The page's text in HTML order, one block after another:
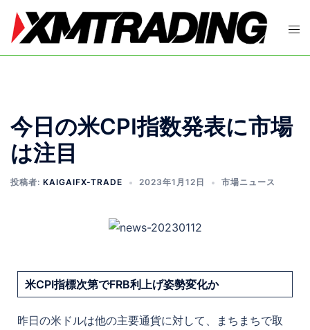
今日の米CPI指数発表に市場
は注目
投稿者: KAIGAIFX-TRADE 2023年1月12日 市場ニュース
米CPI指標次第でFRB利上げ姿勢変化か
昨日の米ドルは他の主要通貨に対して、まちまちで取